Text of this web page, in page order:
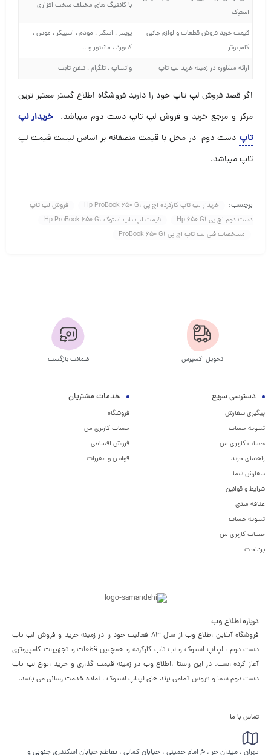
استوک
با کانفیگ های مختلف سخت افزاری
قیمت خرید فروش قطعات و لوازم جانبی
کامپیوتر
پرینتر ، اسکنر ، مودم ، اسپیکر ، موس ،
کیبورد ، مانیتور و ….
ارائه مشاوره در زمینه خرید لپ تاپ واتساپ ، تلگرام ، تلفن ثابت
اگر قصد فروش لپ تاپ خود را دارید فروشگاه اطلاع گستر معتبر ترین
مرکز و مرجع خرید و فروش لپ تاپ دست دوم میباشد. خریدار لپ
تاپ دست دوم در محل با قیمت منصفانه بر اساس لیست قیمت لپ
تاپ میباشد.
برچسب: خریدار لپ تاپ کارکرده اچ پی Hp ProBook 650 G1
فروش لپ تاپ
دست دوم اچ پی Hp 650 G1
قیمت لپ تاپ استوک Hp ProBook 650 G1
مشخصات فنی لپ تاپ اچ پی ProBook 650 G1
تحویل اکسپرس ضمانت بازگشت
دسترسی سریع
پیگیری سفارش
تسویه حساب
حساب کاربری من
راهنمای خرید
سفارش شما
شرایط و قوانین
علاقه مندی
تسویه حساب
حساب کاربری من
پرداخت
خدمات مشتریان
فروشگاه
حساب کاربری من
فروش اقساطی
قوانین و مقررات
درباره اطلاع وب
فروشگاه آنلاین اطلاع وب از سال 83 فعالیت خود را در زمینه خرید و فروش لپ تاپ
دست دوم ، لپتاپ استوک و لب تاب کارکرده و همچنین قطعات و تجهیزات کامپیوتری
آغاز کرده است. در این راستا ،‌اطلاع وب در زمینه قیمت گذاری و خرید انواع لپ تاپ
دست دوم شما و فروش تمامی برند های لپتاپ استوک ، آماده خدمت رسانی می باشد.
تماس با ما